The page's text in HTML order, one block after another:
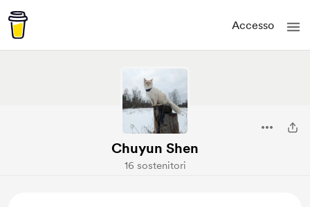
Accesso
Chuyun Shen
16 sostenitori